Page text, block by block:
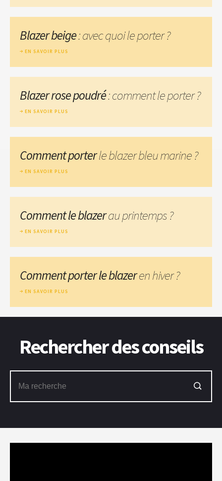
Blazer beige: avec quoi le porter ?
EN SAVOIR PLUS
Blazer rose poudré: comment le porter ?
EN SAVOIR PLUS
Comment porterle blazer bleu marine ?
EN SAVOIR PLUS
Comment le blazerau printemps ?
EN SAVOIR PLUS
Comment porter le blazeren hiver ?
EN SAVOIR PLUS
Rechercher des conseils